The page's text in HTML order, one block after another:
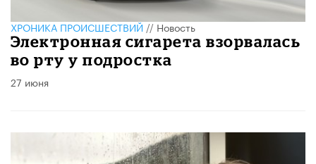
ХРОНИКА ПРОИСШЕСТВИЙ//Новость
Электронная сигарета взорвалась
во рту у подростка
27 июня